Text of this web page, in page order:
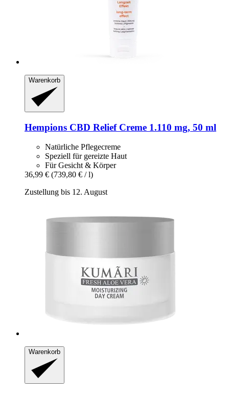
Warenkorb
Hempions CBD Relief Creme 1.110 mg, 50 ml
Natürliche Pflegecreme
Speziell für gereizte Haut
Für Gesicht & Körper
36,99 € (739,80 € / l)
Zustellung bis 12. August
Warenkorb